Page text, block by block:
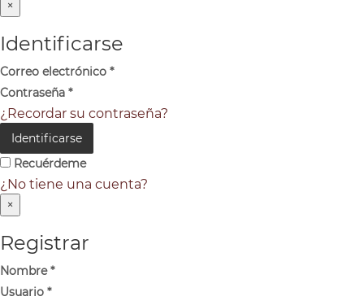
×
Identificarse
Correo electrónico *
Contraseña *
¿Recordar su contraseña?
Identificarse
Recuérdeme
¿No tiene una cuenta?
×
Registrar
Nombre*
Usuario *